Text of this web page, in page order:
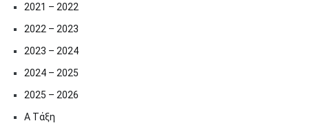
2021 – 2022
2022 – 2023
2023 – 2024
2024 – 2025
2025 – 2026
Α Τάξη